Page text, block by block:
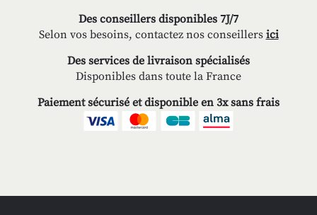
Des conseillers disponibles 7J/7
Selon vos besoins, contactez nos conseillers ici
Des services de livraison spécialisés
Disponibles dans toute la France
Paiement sécurisé et disponible en 3x sans frais